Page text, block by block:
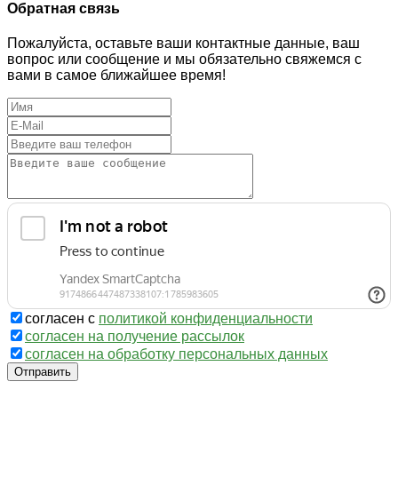
Обратная связь
Пожалуйста, оставьте ваши контактные данные, ваш
вопрос или сообщение и мы обязательно свяжемся с
вами в самое ближайшее время!
согласен с политикой конфиденциальности
согласен на получение рассылок
согласен на обработку персональных данных
Отправить